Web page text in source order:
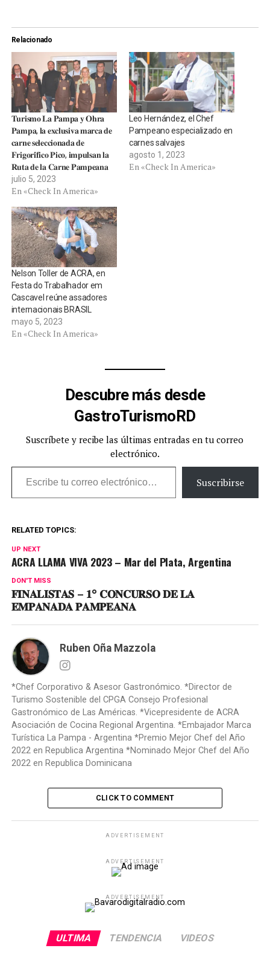
Relacionado
𝐓𝐮𝐫𝐢𝐬𝐦𝐨 𝐋𝐚 𝐏𝐚𝐦𝐩𝐚 𝐲 𝐎𝐡𝐫𝐚
𝐏𝐚𝐦𝐩𝐚, 𝐥𝐚 𝐞𝐱𝐜𝐥𝐮𝐬𝐢𝐯𝐚 𝐦𝐚𝐫𝐜𝐚 𝐝𝐞
𝐜𝐚𝐫𝐧𝐞 𝐬𝐞𝐥𝐞𝐜𝐜𝐢𝐨𝐧𝐚𝐝𝐚 𝐝𝐞
𝐅𝐫𝐢𝐠𝐨𝐫𝐢́𝐟𝐢𝐜𝐨 𝐏𝐢𝐜𝐨, 𝐢𝐦𝐩𝐮𝐥𝐬𝐚𝐧 𝐥𝐚
𝐑𝐮𝐭𝐚 𝐝𝐞 𝐥𝐚 𝐂𝐚𝐫𝐧𝐞 𝐏𝐚𝐦𝐩𝐞𝐚𝐧𝐚
julio 5, 2023
En «Check In America»
Leo Hernández, el Chef
Pampeano especializado en
carnes salvajes
agosto 1, 2023
En «Check In America»
Nelson Toller de ACRA, en
Festa do Trabalhador em
Cascavel reúne assadores
internacionais BRASIL
mayo 5, 2023
En «Check In America»
Descubre más desde
GastroTurismoRD
Suscríbete y recibe las últimas entradas en tu correo
electrónico.
Escribe tu correo electrónico…
Suscribirse
RELATED TOPICS:
UP NEXT
ACRA LLAMA VIVA 2023 – Mar del Plata, Argentina
DON'T MISS
𝐅𝐈𝐍𝐀𝐋𝐈𝐒𝐓𝐀𝐒 – 𝟏° 𝐂𝐎𝐍𝐂𝐔𝐑𝐒𝐎 𝐃𝐄 𝐋𝐀
𝐄𝐌𝐏𝐀𝐍𝐀𝐃𝐀 𝐏𝐀𝐌𝐏𝐄𝐀𝐍𝐀
Ruben Oña Mazzola
*Chef Corporativo & Asesor Gastronómico. *Director de
Turismo Sostenible del CPGA Consejo Profesional
Gastronómico de Las Américas. *Vicepresidente de ACRA
Asociación de Cocina Regional Argentina. *Embajador Marca
Turística La Pampa - Argentina *Premio Mejor Chef del Año
2022 en Republica Argentina *Nominado Mejor Chef del Año
2022 en Republica Dominicana
CLICK TO COMMENT
ADVERTISEMENT
ADVERTISEMENT
ADVERTISEMENT
ULTIMA TENDENCIA VIDEOS